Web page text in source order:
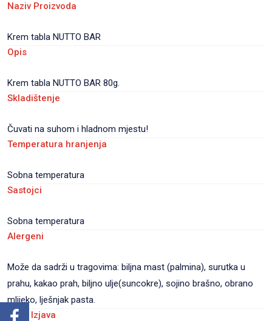
Naziv Proizvoda
Krem tabla NUTTO BAR
Opis
Krem tabla NUTTO BAR 80g.
Skladištenje
Čuvati na suhom i hladnom mjestu!
Temperatura hranjenja
Sobna temperatura
Sastojci
Sobna temperatura
Alergeni
Može da sadrži u tragovima: biljna mast (palmina), surutka u
prahu, kakao prah, biljno ulje(suncokre), sojino brašno, obrano
mlijeko, lješnjak pasta.
GMO Izjava